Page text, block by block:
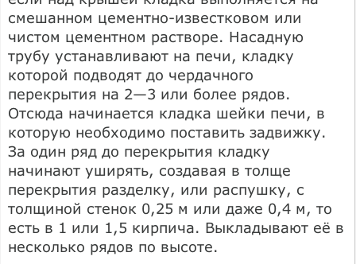
смешанном цементно-известковом или
чистом цементном растворе. Насадную
трубу устанавливают на печи, кладку
которой подводят до чердачного
перекрытия на 2—3 или более рядов.
Отсюда начинается кладка шейки печи, в
которую необходимо поставить задвижку.
За один ряд до перекрытия кладку
начинают уширять, создавая в толще
перекрытия разделку, или распушку, с
толщиной стенок 0,25 м или даже 0,4 м, то
есть в 1 или 1,5 кирпича. Выкладывают её в
несколько рядов по высоте.